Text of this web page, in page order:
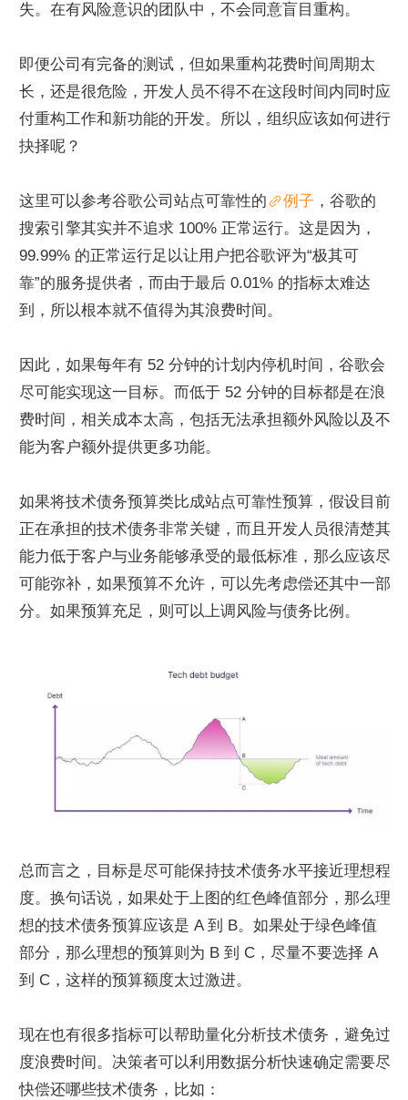
失。在有风险意识的团队中，不会同意盲目重构。
即便公司有完备的测试，但如果重构花费时间周期太
长，还是很危险，开发人员不得不在这段时间内同时应
付重构工作和新功能的开发。所以，组织应该如何进行
抉择呢？
这里可以参考谷歌公司站点可靠性的 例子 ，谷歌的
搜索引擎其实并不追求 100% 正常运行。这是因为，
99.99% 的正常运行足以让用户把谷歌评为“极其可
靠”的服务提供者，而由于最后 0.01% 的指标太难达
到，所以根本就不值得为其浪费时间。
因此，如果每年有 52 分钟的计划内停机时间，谷歌会
尽可能实现这一目标。而低于 52 分钟的目标都是在浪
费时间，相关成本太高，包括无法承担额外风险以及不
能为客户额外提供更多功能。
如果将技术债务预算类比成站点可靠性预算，假设目前
正在承担的技术债务非常关键，而且开发人员很清楚其
能力低于客户与业务能够承受的最低标准，那么应该尽
可能弥补，如果预算不允许，可以先考虑偿还其中一部
分。如果预算充足，则可以上调风险与债务比例。
总而言之，目标是尽可能保持技术债务水平接近理想程
度。换句话说，如果处于上图的红色峰值部分，那么理
想的技术债务预算应该是 A 到 B。如果处于绿色峰值
部分，那么理想的预算则为 B 到 C，尽量不要选择 A
到 C，这样的预算额度太过激进。
现在也有很多指标可以帮助量化分析技术债务，避免过
度浪费时间。决策者可以利用数据分析快速确定需要尽
快偿还哪些技术债务，比如：